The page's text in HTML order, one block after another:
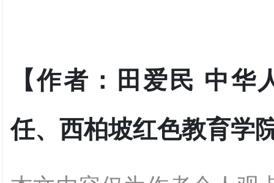
【作者：田爱民 中
任、西柏坡红色教育学